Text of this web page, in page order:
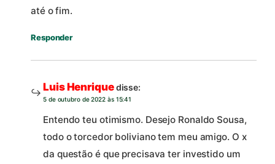
até o fim.
Responder
Luis Henriquedisse:
5 de outubro de 2022 às 15:41
Entendo teu otimismo. Desejo Ronaldo Sousa,
todo o torcedor boliviano tem meu amigo. O x
da questão é que precisava ter investido um